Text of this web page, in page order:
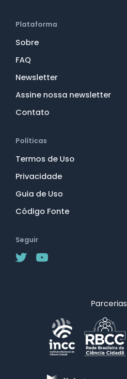
Plataforma
Sobre
FAQ
Newsletter
Assine nossa newsletter
Contato
Políticas
Termos de Uso
Privacidade
Guia de Uso
Código Fonte
Seguir
Parcerias